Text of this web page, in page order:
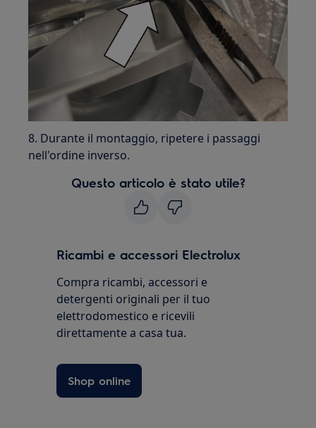
8. Durante il montaggio, ripetere i passaggi
nell'ordine inverso.
Questo articolo è stato utile?
Ricambi e accessori Electrolux
Compra ricambi, accessori e
detergenti originali per il tuo
elettrodomestico e ricevili
direttamente a casa tua.
Shop online